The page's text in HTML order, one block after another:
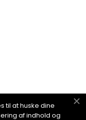
til at huske dine
af indhold og